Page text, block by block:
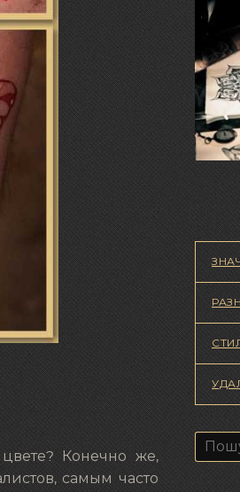
Конечно же,
самым часто
Пошук: